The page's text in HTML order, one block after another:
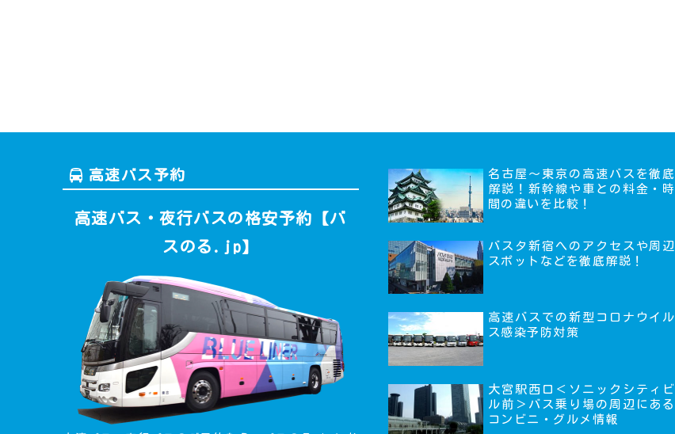
高速バス予約
高速バス・夜行バスの格安予約【バ
スのる.jp】
名古屋～東京の高速バスを徹底
解説！新幹線や車との料金・時
間の違いを比較！
バスタ新宿へのアクセスや周辺
スポットなどを徹底解説！
高速バスでの新型コロナウイル
ス感染予防対策
大宮駅西口＜ソニックシティビ
ル前＞バス乗り場の周辺にある
コンビニ・グルメ情報